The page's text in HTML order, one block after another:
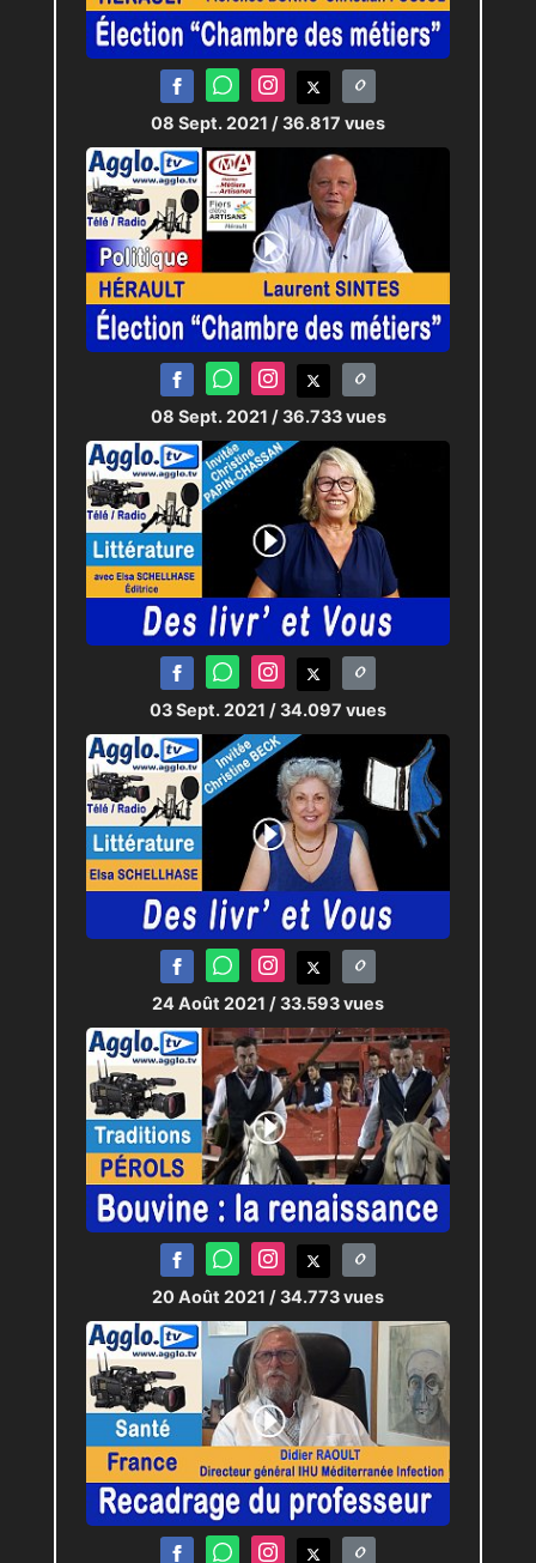
08 Sept. 2021 / 36.817 vues
08 Sept. 2021 / 36.733 vues
03 Sept. 2021 / 34.097 vues
24 Août 2021 / 33.593 vues
20 Août 2021 / 34.773 vues